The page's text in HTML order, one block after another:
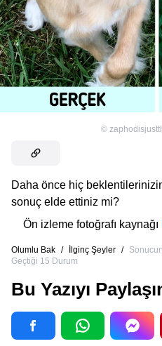
©
Daha önce hiç
sonuç elde ettiniz mi?
Ön izleme fotoğrafı kaynağı
Olumlu Bak / İlginç Şeyler /
Geçtiği 15 Durum
Bu Yazıyı